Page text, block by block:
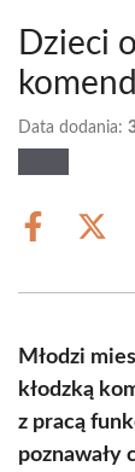
Dzieci
Data dodania:
Share
Młodzi
kłodzką
z pracą
poznawały